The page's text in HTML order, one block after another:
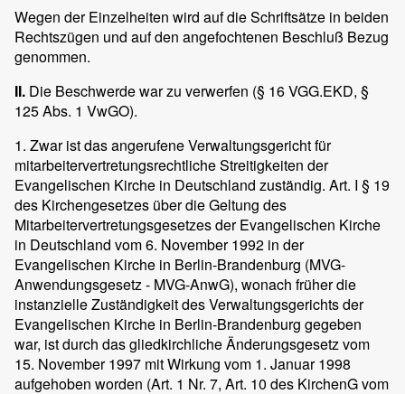
Wegen der Einzelheiten wird auf die Schriftsätze in beiden
Rechtszügen und auf den angefochtenen Beschluß Bezug
genommen.
II. Die Beschwerde war zu verwerfen (§ 16 VGG.EKD, §
125 Abs. 1 VwGO).
1. Zwar ist das angerufene Verwaltungsgericht für
mitarbeitervertretungsrechtliche Streitigkeiten der
Evangelischen Kirche in Deutschland zuständig. Art. I § 19
des Kirchengesetzes über die Geltung des
Mitarbeitervertretungsgesetzes der Evangelischen Kirche
in Deutschland vom 6. November 1992 in der
Evangelischen Kirche in Berlin-Brandenburg (MVG-
Anwendungsgesetz - MVG-AnwG), wonach früher die
instanzielle Zuständigkeit des Verwaltungsgerichts der
Evangelischen Kirche in Berlin-Brandenburg gegeben
war, ist durch das gliedkirchliche Änderungsgesetz vom
15. November 1997 mit Wirkung vom 1. Januar 1998
aufgehoben worden (Art. 1 Nr. 7, Art. 10 des KirchenG vom